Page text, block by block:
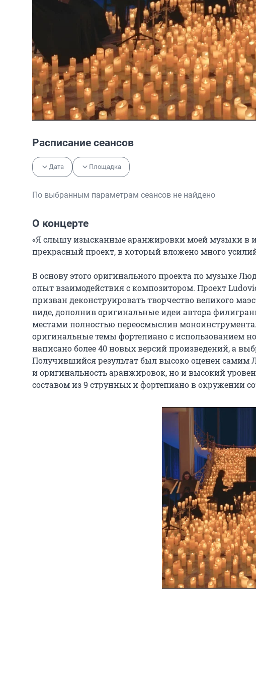
Расписание сеансов
Дата Площадка
По выбранным параметрам сеансов не найдено
О концерте
«Я слышу изысканные аранжировки моей музыки в
прекрасный проект, в который вложено много
В основу этого оригинального проекта по музыке
опыт взаимодействия с композитором. Проект
призван деконструировать творчество великого
виде, дополнив оригинальные идеи автора
местами полностью переосмыслив
оригинальные темы фортепиано с использованием
написано более 40 новых версий произведений, а
Получившийся результат был высоко оценен
и оригинальность аранжировок, но и высокий
составом из 9 струнных и фортепиано в окружении